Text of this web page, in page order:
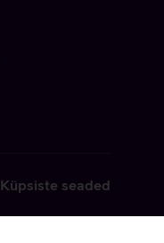
Küpsiste seaded